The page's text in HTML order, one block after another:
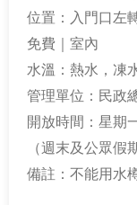
位置：入門口左
免費｜室內
水溫：熱水，凍
管理單位：民政
開放時間：星期
（週末及公眾假
備註：不能用水